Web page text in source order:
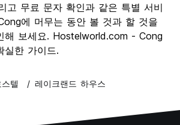
고 무료 문자 확인과 같은 특별 서비
에 머무는 동안 볼 것과 할 것을
해 보세요. Hostelworld.com - Cong
실한 가이드.
텔 레이크랜드 하우스